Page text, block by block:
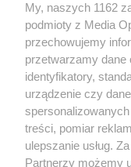
I Sosnowieckie
„MEDtrucków”.
diagnostycznych
każdego w
5 / 23
Wydawca mediów
Nie zapomnij
zapoznać się z:
polityką
Twojemiasto
My, naszych 1162
podmioty z Media
przechowujemy
przetwarzamy dane
identyfikatory,
urządzenie czy
treści, pomiar
ulepszanie usług.
Partnerzy możemy